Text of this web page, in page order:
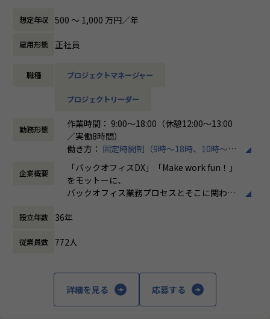
のスキルアップも応援！
・70歳定年/役職定年無
・入社月から有休5日付与
＜ホープスBLOG＞
しております！
是非ご覧ください！
HOPES blog：https://blog.hopes-ise.co.jp/
【業務の変更の範囲】
IT開発関連業務
【業務の変更の範囲】
IT開発関連業務
均週2～3日の在宅勤務が可能です。転勤はな
きます。残業は月平均10時間程度と少なく、
ています。
テム導入プロジェクトにおいてPMまたはPLとして以下のよ
うな業務を想定しています。
・基幹システム導入PJにおける、要件定義～テスト、移行支
援
・進捗管理、メンバー管理 等
売上過去最高記録を更新している当社では、今まさに第二次
準大手から中堅規模の企業に特化して、プライム案件、ERP
導入案件、DX推進案件の拡大に注力しております。
公共系PJのPMまたはPLとして組織を一緒に作っていただけ
る方を募集しております。
【ポジションの魅力】
スで、事業拡大の一役を担えます！
じた昇給の実現が可能です。
想定年収 500 〜 1,000 万円／年
雇用形態 正社員
職種 プロジェクトマネージャー
プロジェクトリーダー
勤務形態
作業時間： 9:00～18:00（休憩12:00～13:00
／実働8時間）
働き方： 固定時間制（9時～18時、10時～19
時など）
時間外労働の有無： 有（月平均10時間）
休憩時間： 60分
企業概要
「バックオフィスDX」「Make work fun！」
をモットーに、
バックオフィス業務プロセスとそこに関わる
企業競争力を向上させることを使命としてい
チ開発やコンサルティングまで幅広いサービ
スを提供しています。クラウドERPやローコ
ード開発を柱とし、業務効率化やDX推進、経
設立年数 36年
従業員数 772人
詳細を見る 応募する